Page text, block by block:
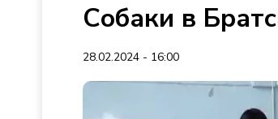
Собаки в
28.02.2024 - 16:00